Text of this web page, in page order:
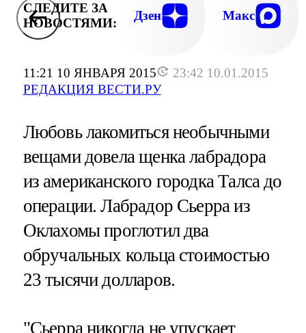
11:21 10 ЯНВАРЯ 2015
23:42 10.01.2015
РЕДАКЦИЯ ВЕСТИ.РУ
СЛЕДИТЕ ЗА
НОВОСТЯМИ:
Дзен Макс
Любовь лакомиться необычными
вещами довела щенка лабрадора
из американского городка Талса до
операции. Лабрадор Сьерра из
Оклахомы проглотил два
обручальных кольца стоимостью
23 тысячи долларов.
"Сьерра никогда не упускает